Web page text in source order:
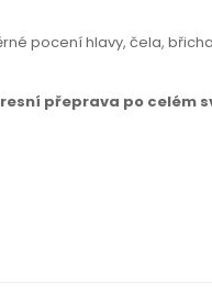
pocení hlavy, čela,
přeprava po celém